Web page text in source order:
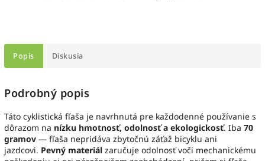
Popis Diskusia
Podrobný popis
Táto cyklistická fľaša je navrhnutá pre každodenné používanie s
dôrazom na nízku hmotnosť, odolnosť a ekologickosť. Iba 70
gramov — fľaša nepridáva zbytočnú záťaž bicyklu ani
jazdcovi. Pevný materiál zaručuje odolnosť voči mechanickému